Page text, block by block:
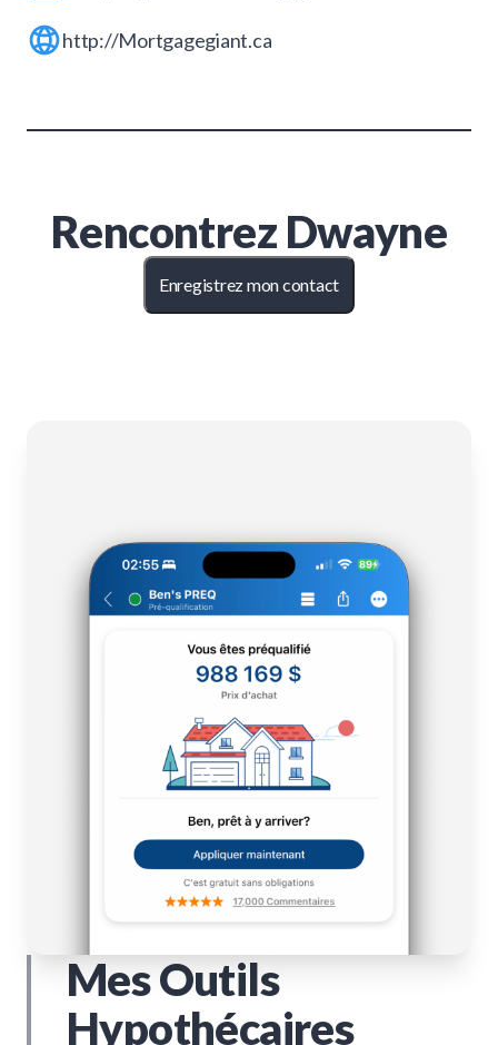
http://Mortgagegiant.ca
Rencontrez Dwayne
Enregistrez mon contact
Mes Outils
Hypothécaires